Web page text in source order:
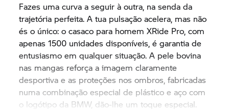
Fazes uma curva a seguir à outra, na senda da
trajetória perfeita. A tua pulsação acelera, mas não
és o único: o casaco para homem XRide Pro, com
apenas 1500 unidades disponíveis, é garantia de
entusiasmo em qualquer situação. A pele bovina
nas mangas reforça a imagem claramente
desportiva e as proteções nos ombros, fabricadas
numa combinação especial de plástico e aço com
o logótipo da BMW, dão-lhe um toque especial.